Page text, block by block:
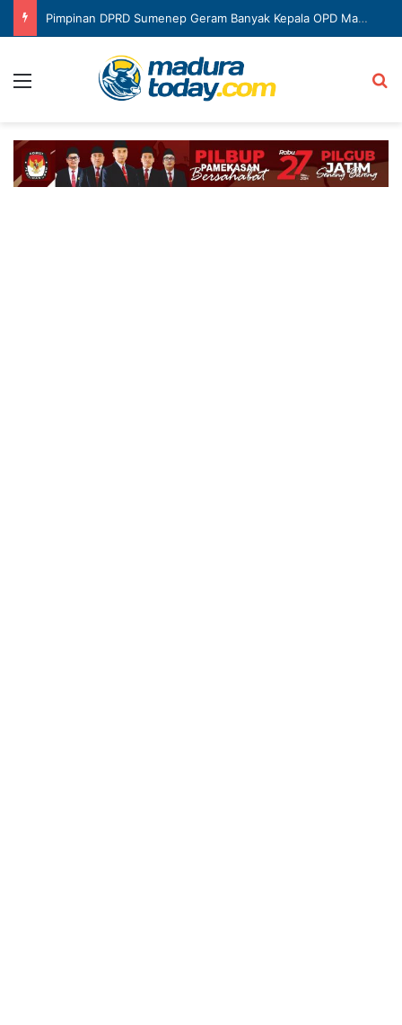
Pimpinan DPRD Sumenep Geram Banyak Kepala OPD Mangkir Rapat